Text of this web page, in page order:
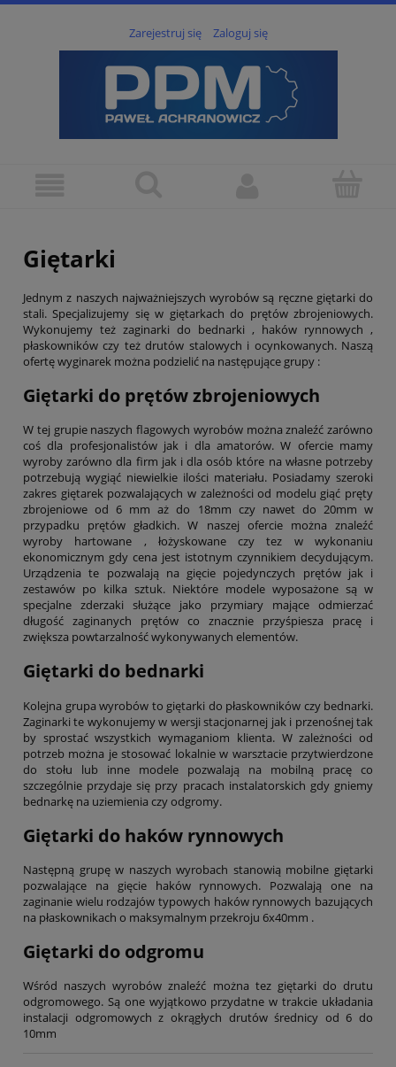
Zarejestruj się Zaloguj się
Giętarki
Jednym z naszych najważniejszych wyrobów są ręczne giętarki do
stali. Specjalizujemy się w giętarkach do prętów zbrojeniowych.
Wykonujemy też zaginarki do bednarki , haków rynnowych ,
płaskowników czy też drutów stalowych i ocynkowanych. Naszą
ofertę wyginarek można podzielić na następujące grupy :
Giętarki do prętów zbrojeniowych
W tej grupie naszych flagowych wyrobów można znaleźć zarówno
coś dla profesjonalistów jak i dla amatorów. W ofercie mamy
wyroby zarówno dla firm jak i dla osób które na własne potrzeby
potrzebują wygiąć niewielkie ilości materiału. Posiadamy szeroki
zakres giętarek pozwalających w zależności od modelu giąć pręty
zbrojeniowe od 6 mm aż do 18mm czy nawet do 20mm w
przypadku prętów gładkich. W naszej ofercie można znaleźć
wyroby hartowane , łożyskowane czy tez w wykonaniu
ekonomicznym gdy cena jest istotnym czynnikiem decydującym.
Urządzenia te pozwalają na gięcie pojedynczych prętów jak i
zestawów po kilka sztuk. Niektóre modele wyposażone są w
specjalne zderzaki służące jako przymiary mające odmierzać
długość zaginanych prętów co znacznie przyśpiesza pracę i
zwiększa powtarzalność wykonywanych elementów.
Giętarki do bednarki
Kolejna grupa wyrobów to giętarki do płaskowników czy bednarki.
Zaginarki te wykonujemy w wersji stacjonarnej jak i przenośnej tak
by sprostać wszystkich wymaganiom klienta. W zależności od
potrzeb można je stosować lokalnie w warsztacie przytwierdzone
do stołu lub inne modele pozwalają na mobilną pracę co
szczególnie przydaje się przy pracach instalatorskich gdy gniemy
bednarkę na uziemienia czy odgromy.
Giętarki do haków rynnowych
Następną grupę w naszych wyrobach stanowią mobilne giętarki
pozwalające na gięcie haków rynnowych. Pozwalają one na
zaginanie wielu rodzajów typowych haków rynnowych bazujących
na płaskownikach o maksymalnym przekroju 6x40mm .
Giętarki do odgromu
Wśród naszych wyrobów znaleźć można tez giętarki do drutu
odgromowego. Są one wyjątkowo przydatne w trakcie układania
instalacji odgromowych z okrągłych drutów średnicy od 6 do
10mm